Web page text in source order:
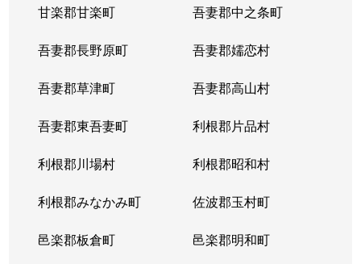
甘楽郡甘楽町 吾妻郡中之条町
吾妻郡長野原町 吾妻郡嬬恋村
吾妻郡草津町 吾妻郡高山村
吾妻郡東吾妻町 利根郡片品村
利根郡川場村 利根郡昭和村
利根郡みなかみ町 佐波郡玉村町
邑楽郡板倉町 邑楽郡明和町